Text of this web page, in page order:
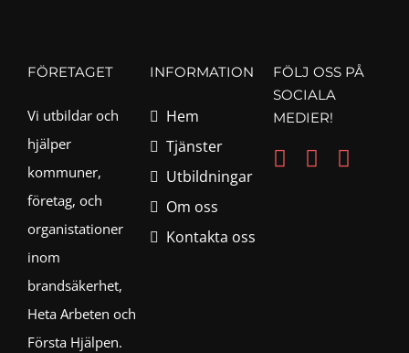
FÖRETAGET
Vi utbildar och
hjälper
kommuner,
företag, och
organistationer
inom
brandsäkerhet,
Heta Arbeten och
Första Hjälpen.
INFORMATION
Hem
Tjänster
Utbildningar
Om oss
Kontakta oss
FÖLJ OSS PÅ
SOCIALA
MEDIER!